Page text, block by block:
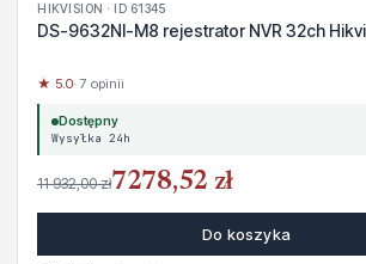
HIKVISION · ID 61345
DS-9632NI-M8 rejestrator NVR 32ch
★ 5.0· 7 opinii
Dostępny
Wysyłka 24h
11 932,00 zł7278,52 zł
Do koszyka